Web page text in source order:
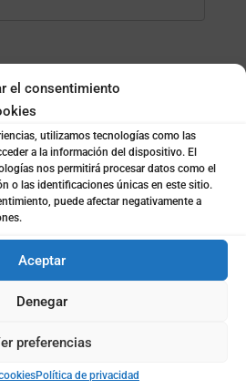
el consentimiento
utilizamos tecnologías como las
a la información del dispositivo. El
nos permitirá procesar datos como el
o las identificaciones únicas en este sitio.
puede afectar negativamente a
Aceptar
Denegar
preferencias
Política de privacidad
*